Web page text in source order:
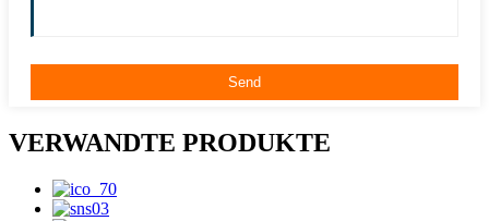
VERWANDTE PRODUKTE